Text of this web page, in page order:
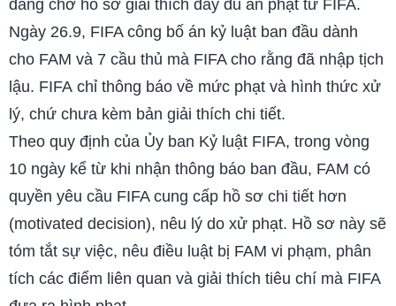
đang chờ hồ sơ giải thích đầy đủ án phạt từ FIFA.
Ngày 26.9, FIFA công bố án kỷ luật ban đầu dành
cho FAM và 7 cầu thủ mà FIFA cho rằng đã nhập tịch
lậu. FIFA chỉ thông báo về mức phạt và hình thức xử
lý, chứ chưa kèm bản giải thích chi tiết.
Theo quy định của Ủy ban Kỷ luật FIFA, trong vòng
10 ngày kể từ khi nhận thông báo ban đầu, FAM có
quyền yêu cầu FIFA cung cấp hồ sơ chi tiết hơn
(motivated decision), nêu lý do xử phạt. Hồ sơ này sẽ
tóm tắt sự việc, nêu điều luật bị FAM vi phạm, phân
tích các điểm liên quan và giải thích tiêu chí mà FIFA